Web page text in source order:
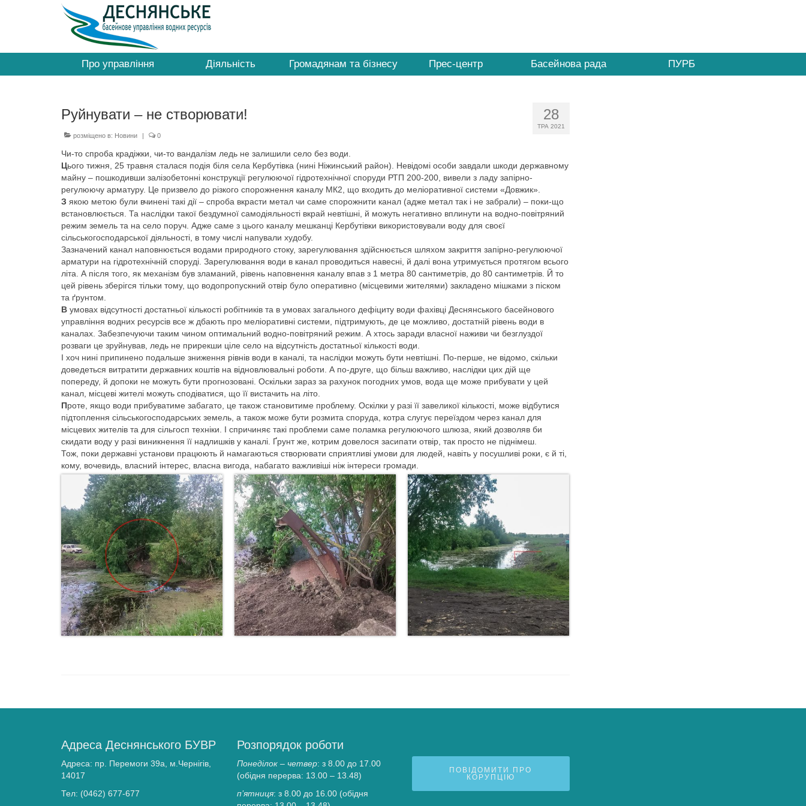
Про управління Діяльність Громадянам та бізнесу Прес-центр Басейнова рада ПУРБ
28
ТРА 2021
Руйнувати – не створювати!
розміщено в: Новини | 0
Чи-то спроба крадіжки, чи-то вандалізм ледь не залишили село без води.
Цього тижня, 25 травня сталася подія біля села Кербутівка (нині Ніжинський район). Невідомі особи завдали шкоди державному
майну – пошкодивши залізобетонні конструкції регулюючої гідротехнічної споруди РТП 200-200, вивели з ладу запірно-
регулюючу арматуру. Це призвело до різкого спорожнення каналу МК2, що входить до меліоративної системи «Довжик».
З якою метою були вчинені такі дії – спроба вкрасти метал чи саме спорожнити канал (адже метал так і не забрали) – поки-що
встановлюється. Та наслідки такої бездумної самодіяльності вкрай невтішні, й можуть негативно вплинути на водно-повітряний
режим земель та на село поруч. Адже саме з цього каналу мешканці Кербутівки використовували воду для своєї
сільськогосподарської діяльності, в тому числі напували худобу.
Зазначений канал наповнюється водами природного стоку, зарегулювання здійснюється шляхом закриття запірно-регулюючої
арматури на гідротехнічній споруді. Зарегулювання води в канал проводиться навесні, й далі вона утримується протягом всього
літа. А після того, як механізм був зламаний, рівень наповнення каналу впав з 1 метра 80 сантиметрів, до 80 сантиметрів. Й то
цей рівень зберігся тільки тому, що водопропускний отвір було оперативно (місцевими жителями) закладено мішками з піском
та ґрунтом.
В умовах відсутності достатньої кількості робітників та в умовах загального дефіциту води фахівці Деснянського басейнового
управління водних ресурсів все ж дбають про меліоративні системи, підтримують, де це можливо, достатній рівень води в
каналах. Забезпечуючи таким чином оптимальний водно-повітряний режим. А хтось заради власної наживи чи безглуздої
розваги це зруйнував, ледь не прирекши ціле село на відсутність достатньої кількості води.
І хоч нині припинено подальше зниження рівнів води в каналі, та наслідки можуть бути невтішні. По-перше, не відомо, скільки
доведеться витратити державних коштів на відновлювальні роботи. А по-друге, що більш важливо, наслідки цих дій ще
попереду, й допоки не можуть бути прогнозовані. Оскільки зараз за рахунок погодних умов, вода ще може прибувати у цей
канал, місцеві жителі можуть сподіватися, що її вистачить на літо.
Проте, якщо води прибуватиме забагато, це також становитиме проблему. Оскілки у разі її завеликої кількості, може відбутися
підтоплення сільськогосподарських земель, а також може бути розмита споруда, котра слугує переїздом через канал для
місцевих жителів та для сільгосп техніки. І спричиняє такі проблеми саме поламка регулюючого шлюза, який дозволяв би
скидати воду у разі виникнення її надлишків у каналі. Ґрунт же, котрим довелося засипати отвір, так просто не піднімеш.
Тож, поки державні установи працюють й намагаються створювати сприятливі умови для людей, навіть у посушливі роки, є й ті,
кому, вочевидь, власний інтерес, власна вигода, набагато важливіші ніж інтереси громади.
Адреса Деснянського БУВР
Адреса: пр. Перемоги 39а, м.Чернігів,
14017
Тел: (0462) 677-677
Розпорядок роботи
Понеділок – четвер: з 8.00 до 17.00
(обідня перерва: 13.00 – 13.48)
п’ятниця: з 8.00 до 16.00 (обідня
ПОВІДОМИТИ ПРО
КОРУПЦІЮ